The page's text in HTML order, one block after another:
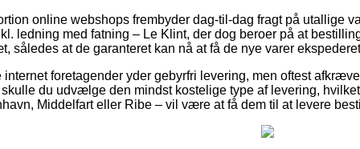
online webshops frembyder dag-til-dag fragt på utallige
ledning med fatning – Le Klint, der dog beroer på at
således at de garanteret kan nå at få de nye varer
internet foretagender yder gebyrfri levering, men oftest
du udvælge den mindst kostelige type af levering,
Middelfart eller Ribe – vil være at få dem til at levere